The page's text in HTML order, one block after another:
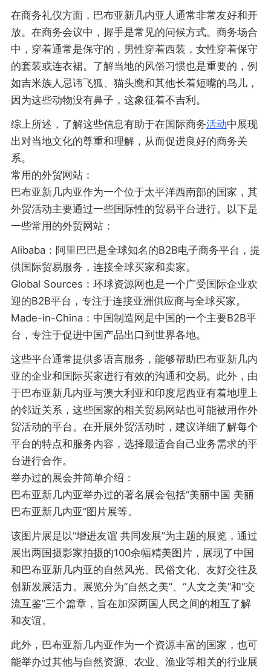
在商务礼仪方面，巴布亚新几内亚人通常非常友好和开
放。在商务会议中，握手是常见的问候方式。商务场合
中，穿着通常是保守的，男性穿着西装，女性穿着保守
的套装或连衣裙。了解当地的风俗习惯也是重要的，例
如吉米族人忌讳飞狐、猫头鹰和其他长着短嘴的鸟儿，
因为这些动物没有鼻子，这象征着不吉利。
综上所述，了解这些信息有助于在国际商务活动中展现
出对当地文化的尊重和理解，从而促进良好的商务关
系。
常用的外贸网站：
巴布亚新几内亚作为一个位于太平洋西南部的国家，其
外贸活动主要通过一些国际性的贸易平台进行。以下是
一些常用的外贸网站：
Alibaba：阿里巴巴是全球知名的B2B电子商务平台，提
供国际贸易服务，连接全球买家和卖家。
Global Sources：环球资源网也是一个广受国际企业欢
迎的B2B平台，专注于连接亚洲供应商与全球买家。
Made-in-China：中国制造网是中国的一个主要B2B平
台，专注于促进中国产品出口到世界各地。
这些平台通常提供多语言服务，能够帮助巴布亚新几内
亚的企业和国际买家进行有效的沟通和交易。此外，由
于巴布亚新几内亚与澳大利亚和印度尼西亚有着地理上
的邻近关系，这些国家的相关贸易网站也可能被用作外
贸活动的平台。在开展外贸活动时，建议详细了解每个
平台的特点和服务内容，选择最适合自己业务需求的平
台进行合作。
举办过的展会并简单介绍：
巴布亚新几内亚举办过的著名展会包括“美丽中国 美丽
巴布亚新几内亚”图片展等。
该图片展是以“增进友谊 共同发展”为主题的展览，通过
展出两国摄影家拍摄的100余幅精美图片，展现了中国
和巴布亚新几内亚的自然风光、民俗文化、友好交往及
创新发展活力。展览分为“自然之美”、“人文之美”和“交
流互鉴”三个篇章，旨在加深两国人民之间的相互了解
和友谊。
此外，巴布亚新几内亚作为一个资源丰富的国家，也可
能举办过其他与自然资源、农业、渔业等相关的行业展